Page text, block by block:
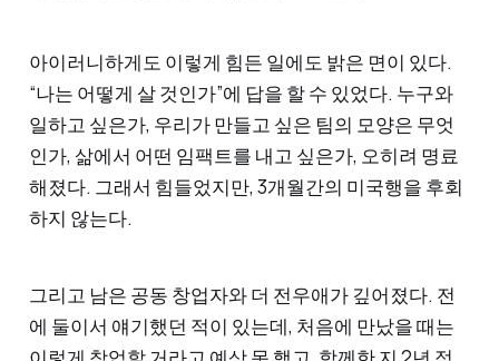
아이러니하게도 이렇게 힘든 일에도 밝은 면이 있다.
“나는 어떻게 살 것인가”에 답을 할 수 있었다. 누구와
일하고 싶은가, 우리가 만들고 싶은 팀의 모양은 무엇
인가, 삶에서 어떤 임팩트를 내고 싶은가, 오히려 명료
해졌다. 그래서 힘들었지만, 3개월간의 미국행을 후회
하지 않는다.
그리고 남은 공동 창업자와 더 전우애가 깊어졌다. 전
에 둘이서 얘기했던 적이 있는데, 처음에 만났을 때는